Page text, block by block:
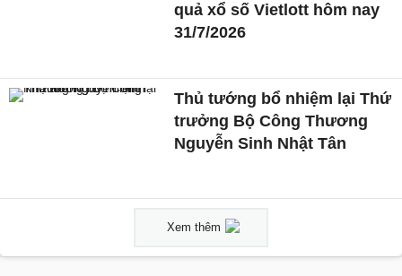
quả xổ số Vietlott hôm nay
31/7/2026
Thủ tướng bổ nhiệm lại Thứ
trưởng Bộ Công Thương
Nguyễn Sinh Nhật Tân
Xem thêm